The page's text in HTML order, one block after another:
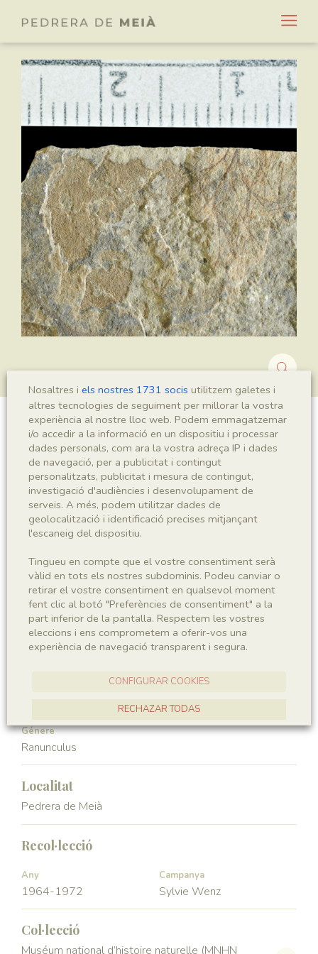
?Ranunculus sp.
Sigla
MNHN 17730
Regne
Plantae
Phyllum
Spermatophyta
Subphyllum
Angiospermae
Classe
Magnoliopsida
Familia
Génere
Ranunculus
Localitat
Pedrera de Meià
Recol·lecció
Any
1964-1972
Campanya
Sylvie Wenz
Col·lecció
Muséum national d’histoire naturelle (MNHN
Nosaltres i els nostres 1731 socis utilitzem galetes i
altres tecnologies de seguiment per millorar la vostra
experiència al nostre lloc web. Podem emmagatzemar
i/o accedir a la informació en un dispositiu i processar
dades personals, com ara la vostra adreça IP i dades
de navegació, per a publicitat i contingut
personalitzats, publicitat i mesura de contingut,
investigació d'audiències i desenvolupament de
serveis. A més, podem utilitzar dades de
geolocalització i identificació precises mitjançant
l'escaneig del dispositiu.
Tingueu en compte que el vostre consentiment serà
vàlid en tots els nostres subdominis. Podeu canviar o
retirar el vostre consentiment en qualsevol moment
fent clic al botó "Preferències de consentiment" a la
part inferior de la pantalla. Respectem les vostres
eleccions i ens comprometem a oferir-vos una
experiència de navegació transparent i segura.
CONFIGURAR COOKIES
RECHAZAR TODAS
ACCEPTAR TOTES